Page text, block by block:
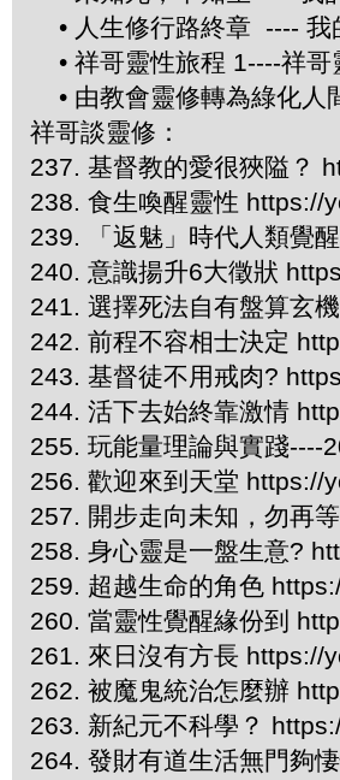
• 人生修行路終章 ----
• 祥哥靈性旅程 1----祥
• 由教會靈修轉為綠化人
祥哥談靈修：
237. 基督教的愛很狹隘？
238. 食生喚醒靈性
239. 「返魅」時代人類覺
240. 意識揚升6大徵狀
241. 選擇死法自有盤算玄
242. 前程不容相士決定
243. 基督徒不用戒肉?
244. 活下去始終靠激情
255. 玩能量理論與實踐
256. 歡迎來到天堂
257. 開步走向未知，勿再
258. 身心靈是一盤生意?
259. 超越生命的角色
260. 當靈性覺醒緣份到
261. 來日沒有方長 https://
262. 被魔鬼統治怎麼辦
263. 新紀元不科學？
264. 發財有道生活無門夠